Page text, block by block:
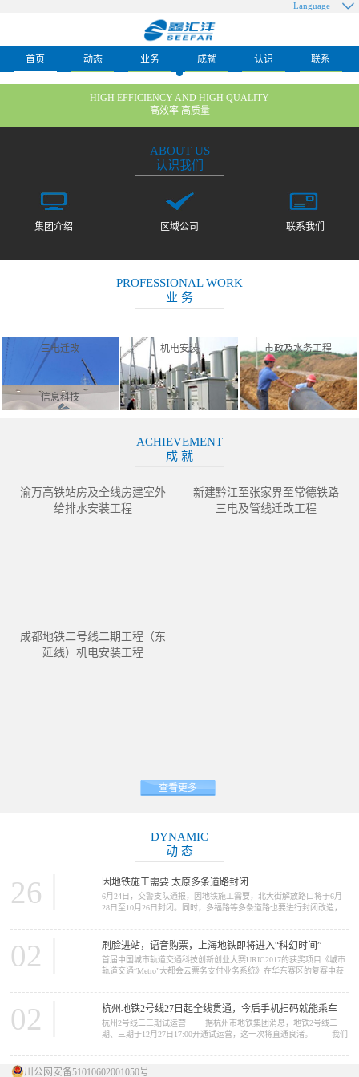
Language
首页 动态 业务 成就 认识 联系
HIGH EFFICIENCY AND HIGH QUALITY
高效率 高质量
ABOUT US
认识我们
集团介绍 区域公司 联系我们
PROFESSIONAL WORK
业 务
三电迁改 机电安装 市政及水务工程
信息科技
ACHIEVEMENT
成 就
渝万高铁站房及全线房建室外
给排水安装工程
新建黔江至张家界至常德铁路
三电及管线迁改工程
成都地铁二号线二期工程（东
延线）机电安装工程
查看更多
DYNAMIC
动 态
因地铁施工需要 太原多条道路封闭
26
6月24日，交警支队通报，因地铁施工需要，北大街解放路口将于6月
28日至10月26日封闭。同时，多福路等多条道路也要进行封闭改造，
口将于6月28日至10月26日封闭施工。施工期间，路口禁止一切车辆通
行，车辆可绕行胜利街、五一路、北肖墙。 多福路（规划摄乐街
—柴化路）将于6月26日至11月30日进行改造施工，施工期间，施工路
段禁止一切车...
刷脸进站，语音购票，上海地铁即将进入“科幻时间”
02
首届中国城市轨道交通科技创新创业大赛URIC2017的获奖项目《城市
轨道交通“Metro”大都会云票务支付业务系统》在华东赛区的复赛中获
的好成绩。这个项目的完成单位是上海申通地铁集团。 我们今天
要报道的新闻，正与这个项目中的“Metro大都会...
杭州地铁2号线27日起全线贯通，今后手机扫码就能乘车
02
杭州2号线二三期试运营 据杭州市地铁集团消息，地铁2号线二
期、三期于12月27日17:00开通试运营，这一次将直通良渚。 我们
川公网安备51010602001050号